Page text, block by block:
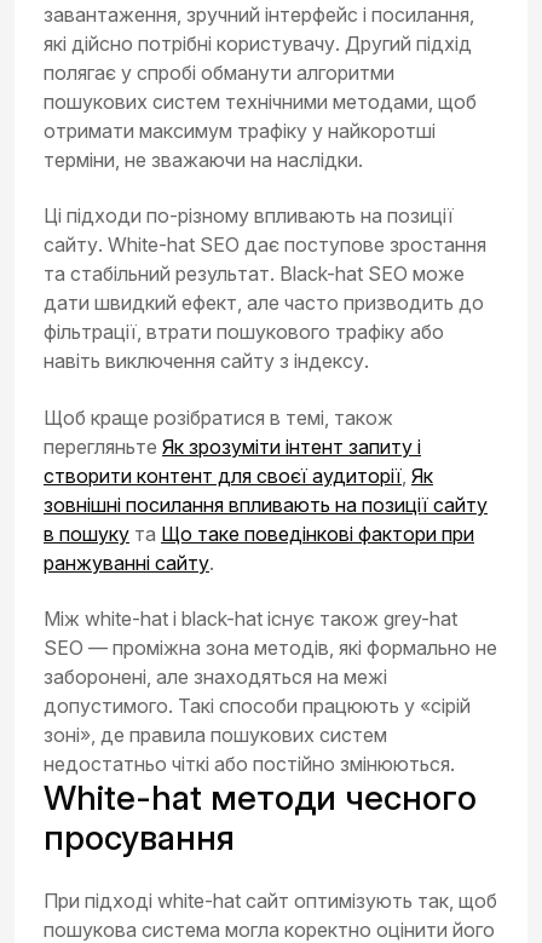
завантаження, зручний інтерфейс і посилання,
які дійсно потрібні користувачу. Другий підхід
полягає у спробі обманути алгоритми
пошукових систем технічними методами, щоб
отримати максимум трафіку у найкоротші
терміни, не зважаючи на наслідки.
Ці підходи по-різному впливають на позиції
сайту. White-hat SEO дає поступове зростання
та стабільний результат. Black-hat SEO може
дати швидкий ефект, але часто призводить до
фільтрації, втрати пошукового трафіку або
навіть виключення сайту з індексу.
Щоб краще розібратися в темі, також
перегляньте Як зрозуміти інтент запиту і
створити контент для своєї аудиторії Як
зовнішні посилання впливають на позиції сайту
в пошуку та Що таке поведінкові фактори при
ранжуванні сайту.
Між white-hat і black-hat існує також grey-hat
SEO — проміжна зона методів, які формально не
заборонені, але знаходяться на межі
допустимого. Такі способи працюють у «сірій
зоні», де правила пошукових систем
недостатньо чіткі або постійно змінюються.
White-hat методи чесного
просування
При підході white-hat сайт оптимізують так, щоб
пошукова система могла коректно оцінити його